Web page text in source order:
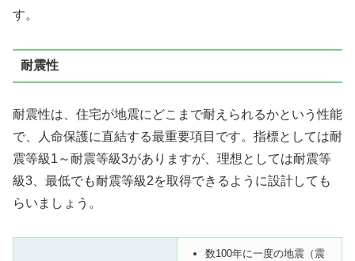
す。
耐震性
耐震性は、住宅が地震にどこまで耐えられるかという性能
で、人命保護に直結する最重要項目です。指標としては耐
震等級1～耐震等級3がありますが、理想としては耐震等
級3、最低でも耐震等級2を取得できるように設計しても
らいましょう。
数100年に一度の地震（震